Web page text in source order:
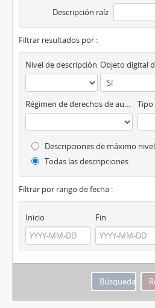
Descripción raíz
Filtrar resultados por :
Nivel de descripción
Régimen de derechos de autor Tipo
Descripciones de máximo nivel
Todas las descripciones
Filtrar por rango de fecha :
Inicio Fin